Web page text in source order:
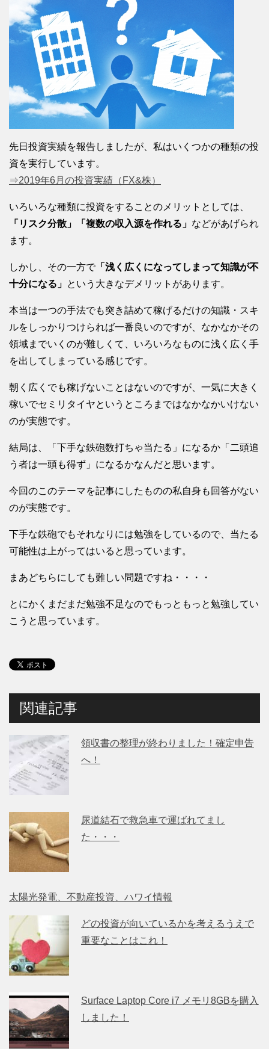
先日投資実績を報告しましたが、私はいくつかの種類の投
資を実行しています。
⇒2019年6月の投資実績（FX&株）
いろいろな種類に投資をすることのメリットとしては、
「リスク分散」「複数の収入源を作れる」 などがあげられ
ます。
しかし、その一方で「浅く広くになってしまって知識が不
十分になる」 という大きなデメリットがあります。
本当は一つの手法でも突き詰めて稼げるだけの知識・スキ
ルをしっかりつけられば一番良いのですが、なかなかその
領域までいくのが難しくて、いろいろなものに浅く広く手
を出してしまっている感じです。
朝く広くでも稼げないことはないのですが、一気に大きく
稼いでセミリタイヤというところまではなかなかいけない
のが実態です。
結局は、「下手な鉄砲数打ちゃ当たる」になるか「二頭追
う者は一頭も得ず」になるかなんだと思います。
今回のこのテーマを記事にしたものの私自身も回答がない
のが実態です。
下手な鉄砲でもそれなりには勉強をしているので、当たる
可能性は上がってはいると思っています。
まあどちらにしても難しい問題ですね・・・・
とにかくまだまだ勉強不足なのでもっともっと勉強してい
こうと思っています。
関連記事
領収書の整理が終わりました！確定申告
へ！
尿道結石で救急車で運ばれてまし
た・・・
太陽光発電、不動産投資、ハワイ情報
どの投資が向いているかを考えるうえで
重要なことはこれ！
Surface Laptop Core i7 メモリ8GBを購入
しました！